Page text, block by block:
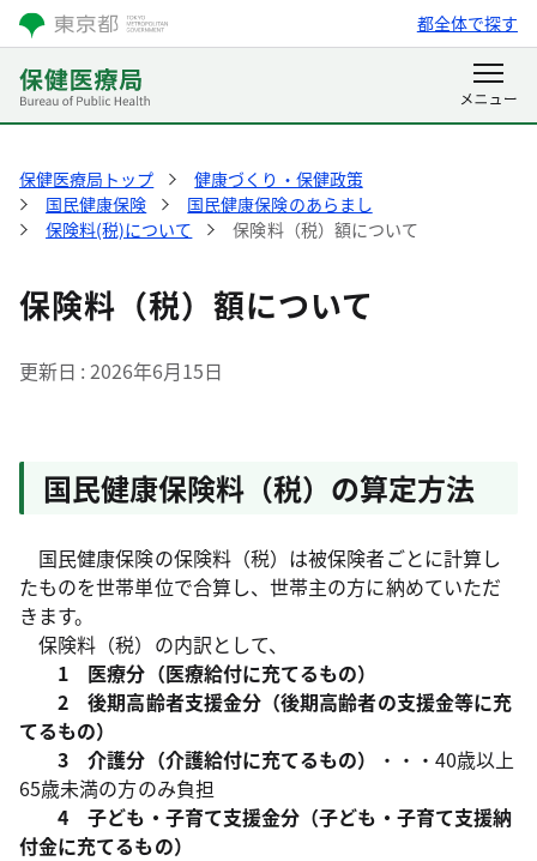
都全体で探す
保健医療局トップ
健康づくり・保健政策
国民健康保険
国民健康保険のあらまし
保険料(税)について
保険料（税）額について
保険料（税）額について
更新日 2026年6月15日
国民健康保険料（税）の算定方法
国民健康保険の保険料（税）は被保険者ごとに計算し
たものを世帯単位で合算し、世帯主の方に納めていただ
きます。
保険料（税）の内訳として、
1 医療分（医療給付に充てるもの）
2 後期高齢者支援金分（後期高齢者の支援金等に充
てるもの）
3 介護分（介護給付に充てるもの）
・・・40歳以上
65歳未満の方のみ負担
4 子ども・子育て支援金分（子ども・子育て支援納
付金に充てるもの）